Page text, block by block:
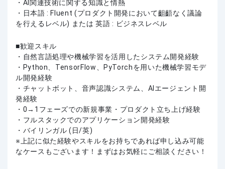
・AI関連技術に関する知識と情熱
・日本語 : Fluent (プロダクト開発において齟齬なく議論
を行えるレベル) または 英語 : ビジネスレベル
歓迎スキル
・自然言語処理や機械学習を活用したシステム開発経験
・Python、TensorFlow、PyTorchを用いた機械学習モデ
ル開発経験
・チャットボット、音声認識システム、AIエージェント開
発経験
・0→1フェーズでの新規事業・プロダクト立ち上げ経験
・フルスタックでのアプリケーション開発経験
・バイリンガル (日/英)
上記に似た経験やスキルをお持ちであれば申し込み可能
なケースもございます！まずはお気軽にご相談ください！